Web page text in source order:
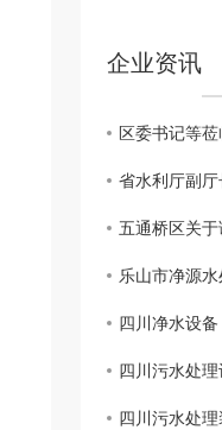
企业资讯
四川净水设备